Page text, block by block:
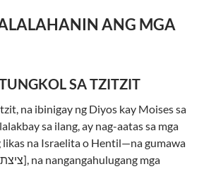
ANG MGA
SA TZITZIT
na ibinigay ng Diyos kay Moises sa
sa ilang, ay nag-aatas sa mga
na Israelita o Hentil—na gumawa